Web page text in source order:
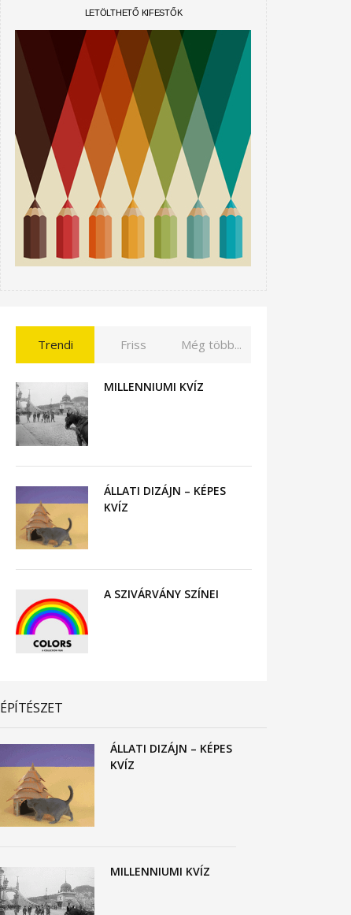
LETÖLTHETŐ KIFESTŐK
Trendi Friss Még több...
MILLENNIUMI KVÍZ
ÁLLATI DIZÁJN – KÉPES
KVÍZ
A SZIVÁRVÁNY SZÍNEI
ÉPÍTÉSZET
ÁLLATI DIZÁJN – KÉPES
KVÍZ
MILLENNIUMI KVÍZ